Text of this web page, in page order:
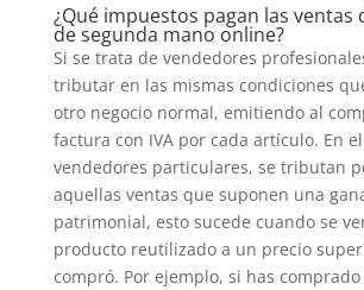
¿Qué impuestos pagan las ventas
de segunda mano online?
Si se trata de vendedores
tributar en las mismas condiciones
otro negocio normal, emitiendo al
factura con IVA por cada artículo. En
vendedores particulares, se tributan
aquellas ventas que suponen una
patrimonial, esto sucede cuando se
producto reutilizado a un precio
compró. Por ejemplo, si has